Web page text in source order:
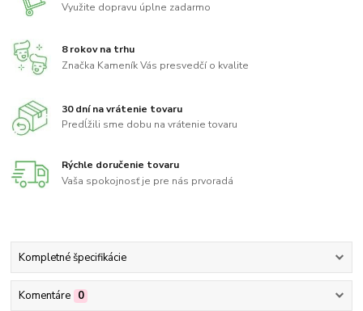
Využite dopravu úplne zadarmo
8 rokov na trhu
Značka Kameník Vás presvedčí o kvalite
30 dní na vrátenie tovaru
Predĺžili sme dobu na vrátenie tovaru
Rýchle doručenie tovaru
Vaša spokojnosť je pre nás prvoradá
Kompletné špecifikácie
Komentáre 0